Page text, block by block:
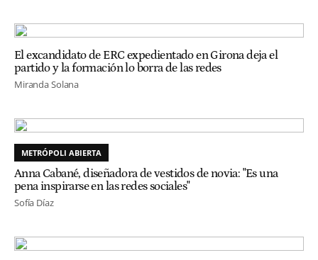
El excandidato de ERC expedientado en Girona deja el
partido y la formación lo borra de las redes
Miranda Solana
METRÓPOLI ABIERTA
Anna Cabané, diseñadora de vestidos de novia: "Es una
pena inspirarse en las redes sociales"
Sofía Díaz